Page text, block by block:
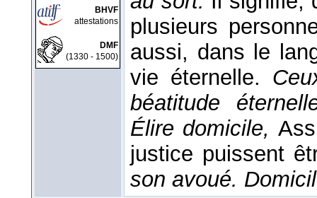
BHVF
attestations
DMF
(1330 - 1500)
plusieurs
aussi, dans le
vie éternelle.
béatitude
Élire domicile,
justice puissent
son avoué.